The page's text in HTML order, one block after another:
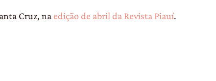
Cruz, na edição de abril da Revista Piauí.